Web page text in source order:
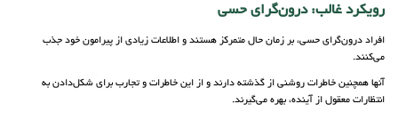
رویکرد غالب: درون‌گرای حسی
افراد درون‌گرای حسی، بر زمان حال متمرکز هستند و اطلاعات زیادی از پیرامون خود جذب
می‌کنند.
آنها همچنین خاطرات روشنی از گذشته دارند و از این خاطرات و تجارب برای شکل‌دادن به
انتظارات معقول از آینده، بهره می‌گیرند.